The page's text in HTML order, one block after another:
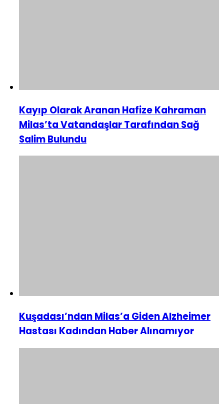
Kayıp Olarak Aranan Hafize Kahraman
Milas’ta Vatandaşlar Tarafından Sağ
Salim Bulundu
Kuşadası’ndan Milas’a Giden Alzheimer
Hastası Kadından Haber Alınamıyor